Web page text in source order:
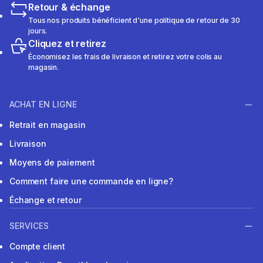
Retour & échange
Tous nos produits bénéficient d'une politique de retour de 30
jours.
Cliquez et retirez
Économisez les frais de livraison et retirez votre colis au
magasin.
ACHAT EN LIGNE
Retrait en magasin
Livraison
Moyens de paiement
Comment faire une commande en ligne?
Échange et retour
SERVICES
Compte client